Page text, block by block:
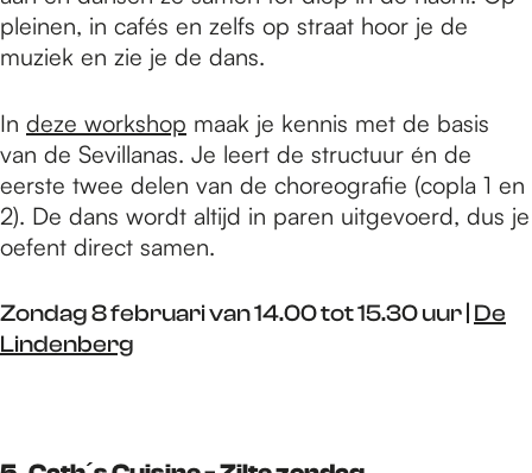
pleinen, in cafés en zelfs op straat hoor je de
muziek en zie je de dans.
In deze workshop maak je kennis met de basis
van de Sevillanas. Je leert de structuur én de
eerste twee delen van de choreografie (copla 1 en
2). De dans wordt altijd in paren uitgevoerd, dus je
oefent direct samen.
Zondag 8 februari van 14.00 tot 15.30 uur | De
Lindenberg